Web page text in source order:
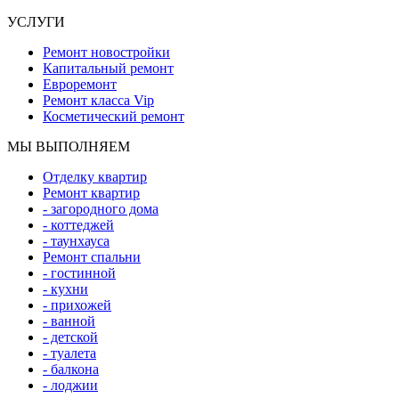
УСЛУГИ
Ремонт новостройки
Капитальный ремонт
Евроремонт
Ремонт класса Vip
Косметический ремонт
МЫ ВЫПОЛНЯЕМ
Отделку квартир
Ремонт квартир
- загородного дома
- коттеджей
- таунхауса
Ремонт спальни
- гостинной
- кухни
- прихожей
- ванной
- детской
- туалета
- балкона
- лоджии